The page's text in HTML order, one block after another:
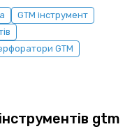
GTM інструмент
GTM
gtm